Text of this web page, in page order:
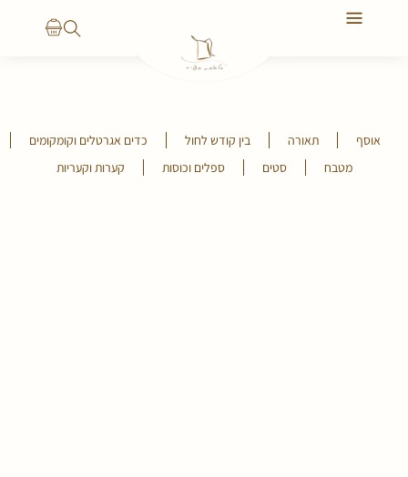
אוסף תאורה בין קודש לחול
כדים אגרטלים וקומקומים
מטבח
סטים ספלים וכוסות קערות וקעריות